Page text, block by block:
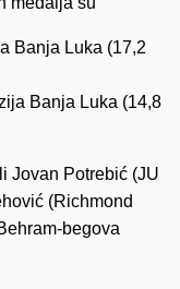
Banja Luka (17,2
Banja Luka (14,8
Jovan Potrebić (JU
(Richmond
begova